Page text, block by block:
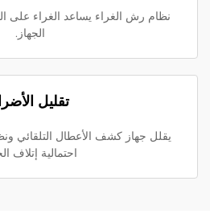
نظام رش الغراء يساعد الغراء على
الجهاز.
تقليل
يقلل جهاز كشف الأعطال التلقائي
احتمالية إتلاف